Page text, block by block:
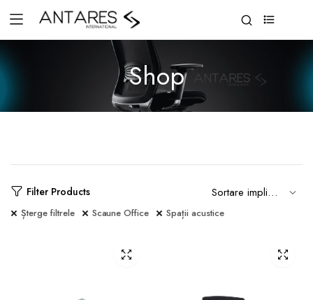
Shop
Filter Products
Șterge filtrele Scaune Office Spații acustice